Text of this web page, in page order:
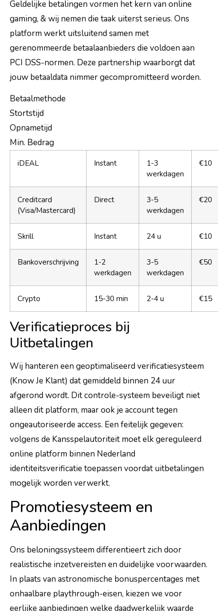
Geldelijke betalingen vormen het kern van online
gaming, & wij nemen die taak uiterst serieus. Ons
platform werkt uitsluitend samen met
gerenommeerde betaalaanbieders die voldoen aan
PCI DSS-normen. Deze partnership waarborgt dat
jouw betaaldata nimmer gecompromitteerd worden.
Betaalmethode
Stortstijd
Opnametijd
Min. Bedrag
iDEAL Instant
1-3
werkdagen
€10
Creditcard
(Visa/Mastercard)
Direct
3-5
werkdagen
€20
Skrill Instant 24 u €10
Bankoverschrijving
1-2
werkdagen
3-5
werkdagen
€50
Crypto 15-30 min 2-4 u €15
Verificatieproces bij
Uitbetalingen
Wij hanteren een geoptimaliseerd verificatiesysteem
(Know Je Klant) dat gemiddeld binnen 24 uur
afgerond wordt. Dit controle-systeem beveiligt niet
alleen dit platform, maar ook je account tegen
ongeautoriseerde access. Een feitelijk gegeven:
volgens de Kansspelautoriteit moet elk gereguleerd
online platform binnen Nederland
identiteitsverificatie toepassen voordat uitbetalingen
mogelijk worden verwerkt.
Promotiesysteem en
Aanbiedingen
Ons beloningssysteem differentieert zich door
realistische inzetvereisten en duidelijke voorwaarden.
In plaats van astronomische bonuspercentages met
onhaalbare playthrough-eisen, kiezen we voor
eerlijke aanbiedingen welke daadwerkelijk waarde